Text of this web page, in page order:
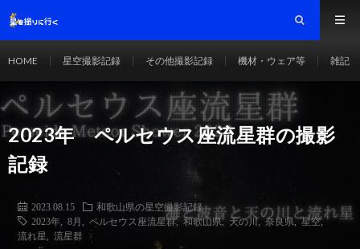
HOME 星空撮影記録 その他撮影記録 機材・ウェア等 雑記
2023年 ペルセウス座流星群の撮影
記録
2023.08.15
和歌山県の星空撮影記録
2023年
8月 ペルセウス座流星群, 和歌山県, 天の川,奈良県,星空,
流れ星
流星群